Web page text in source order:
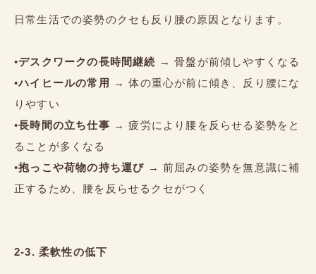
日常生活での姿勢のクセも反り腰の原因となります。
•デスクワークの長時間継続 → 骨盤が前傾しやすくなる
•ハイヒールの常用
→ 体の重心が前に傾き、反り腰にな
りやすい
•長時間の立ち仕事 → 疲労により腰を反らせる姿勢をと
ることが多くなる
•抱っこや荷物の持ち運び → 前屈みの姿勢を無意識に補
正するため、腰を反らせるクセがつく
2-3. 柔軟性の低下